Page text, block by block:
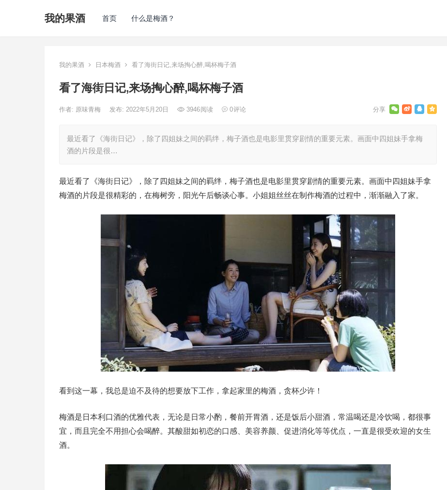
我的果酒 首页 什么是梅酒？
我的果酒 日本梅酒 看了海街日记,来场掏心醉,喝杯梅子酒
看了海街日记,来场掏心醉,喝杯梅子酒
作者: 原味青梅 发布: 2022年5月20日 3946阅读 0评论
最近看了《海街日记》，除了四姐妹之间的羁绊，梅子酒也是电影里贯穿剧情的重要元素。画面中四姐妹手拿梅
酒的片段是很…
最近看了《海街日记》，除了四姐妹之间的羁绊，梅子酒也是电影里贯穿剧情的重要元素。画面中四姐妹手拿
梅酒的片段是很精彩的，在梅树旁，阳光午后畅谈心事。小姐姐丝丝在制作梅酒的过程中，渐渐融入了家。
看到这一幕，我总是迫不及待的想要放下工作，拿起家里的梅酒，贪杯少许！
梅酒是日本利口酒的优雅代表，无论是日常小酌，餐前开胃酒，还是饭后小甜酒，常温喝还是冷饮喝，都很事
宜，而且完全不用担心会喝醉。其酸甜如初恋的口感、美容养颜、促进消化等等优点，一直是很受欢迎的女生
酒。